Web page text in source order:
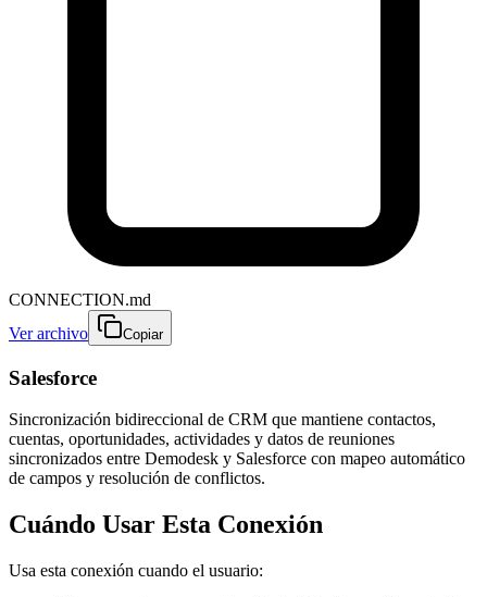
CONNECTION.md
Ver archivo
Copiar
Salesforce
Sincronización bidireccional de CRM que mantiene contactos,
cuentas, oportunidades, actividades y datos de reuniones
sincronizados entre Demodesk y Salesforce con mapeo automático
de campos y resolución de conflictos.
Cuándo Usar Esta Conexión
Usa esta conexión cuando el usuario: